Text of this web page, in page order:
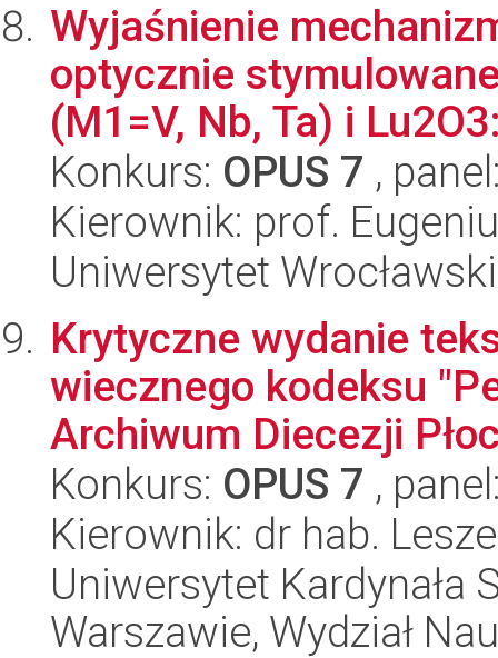
Wyjaśnienie
optycznie
(M1=V, Nb, Ta) i
Konkurs: OPUS 7 ,
Kierownik: prof.
Uniwersytet
Krytyczne wydanie
wiecznego kodeksu
Archiwum Diecezji
Konkurs: OPUS 7 ,
Kierownik: dr hab.
Uniwersytet Kardynała
Warszawie, Wydział